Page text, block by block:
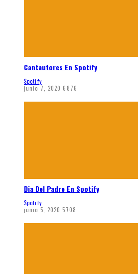
Cantautores En Spotify
Spotify
junio 7, 2020 6876
Dia Del Padre En Spotify
Spotify
junio 5, 2020 5708